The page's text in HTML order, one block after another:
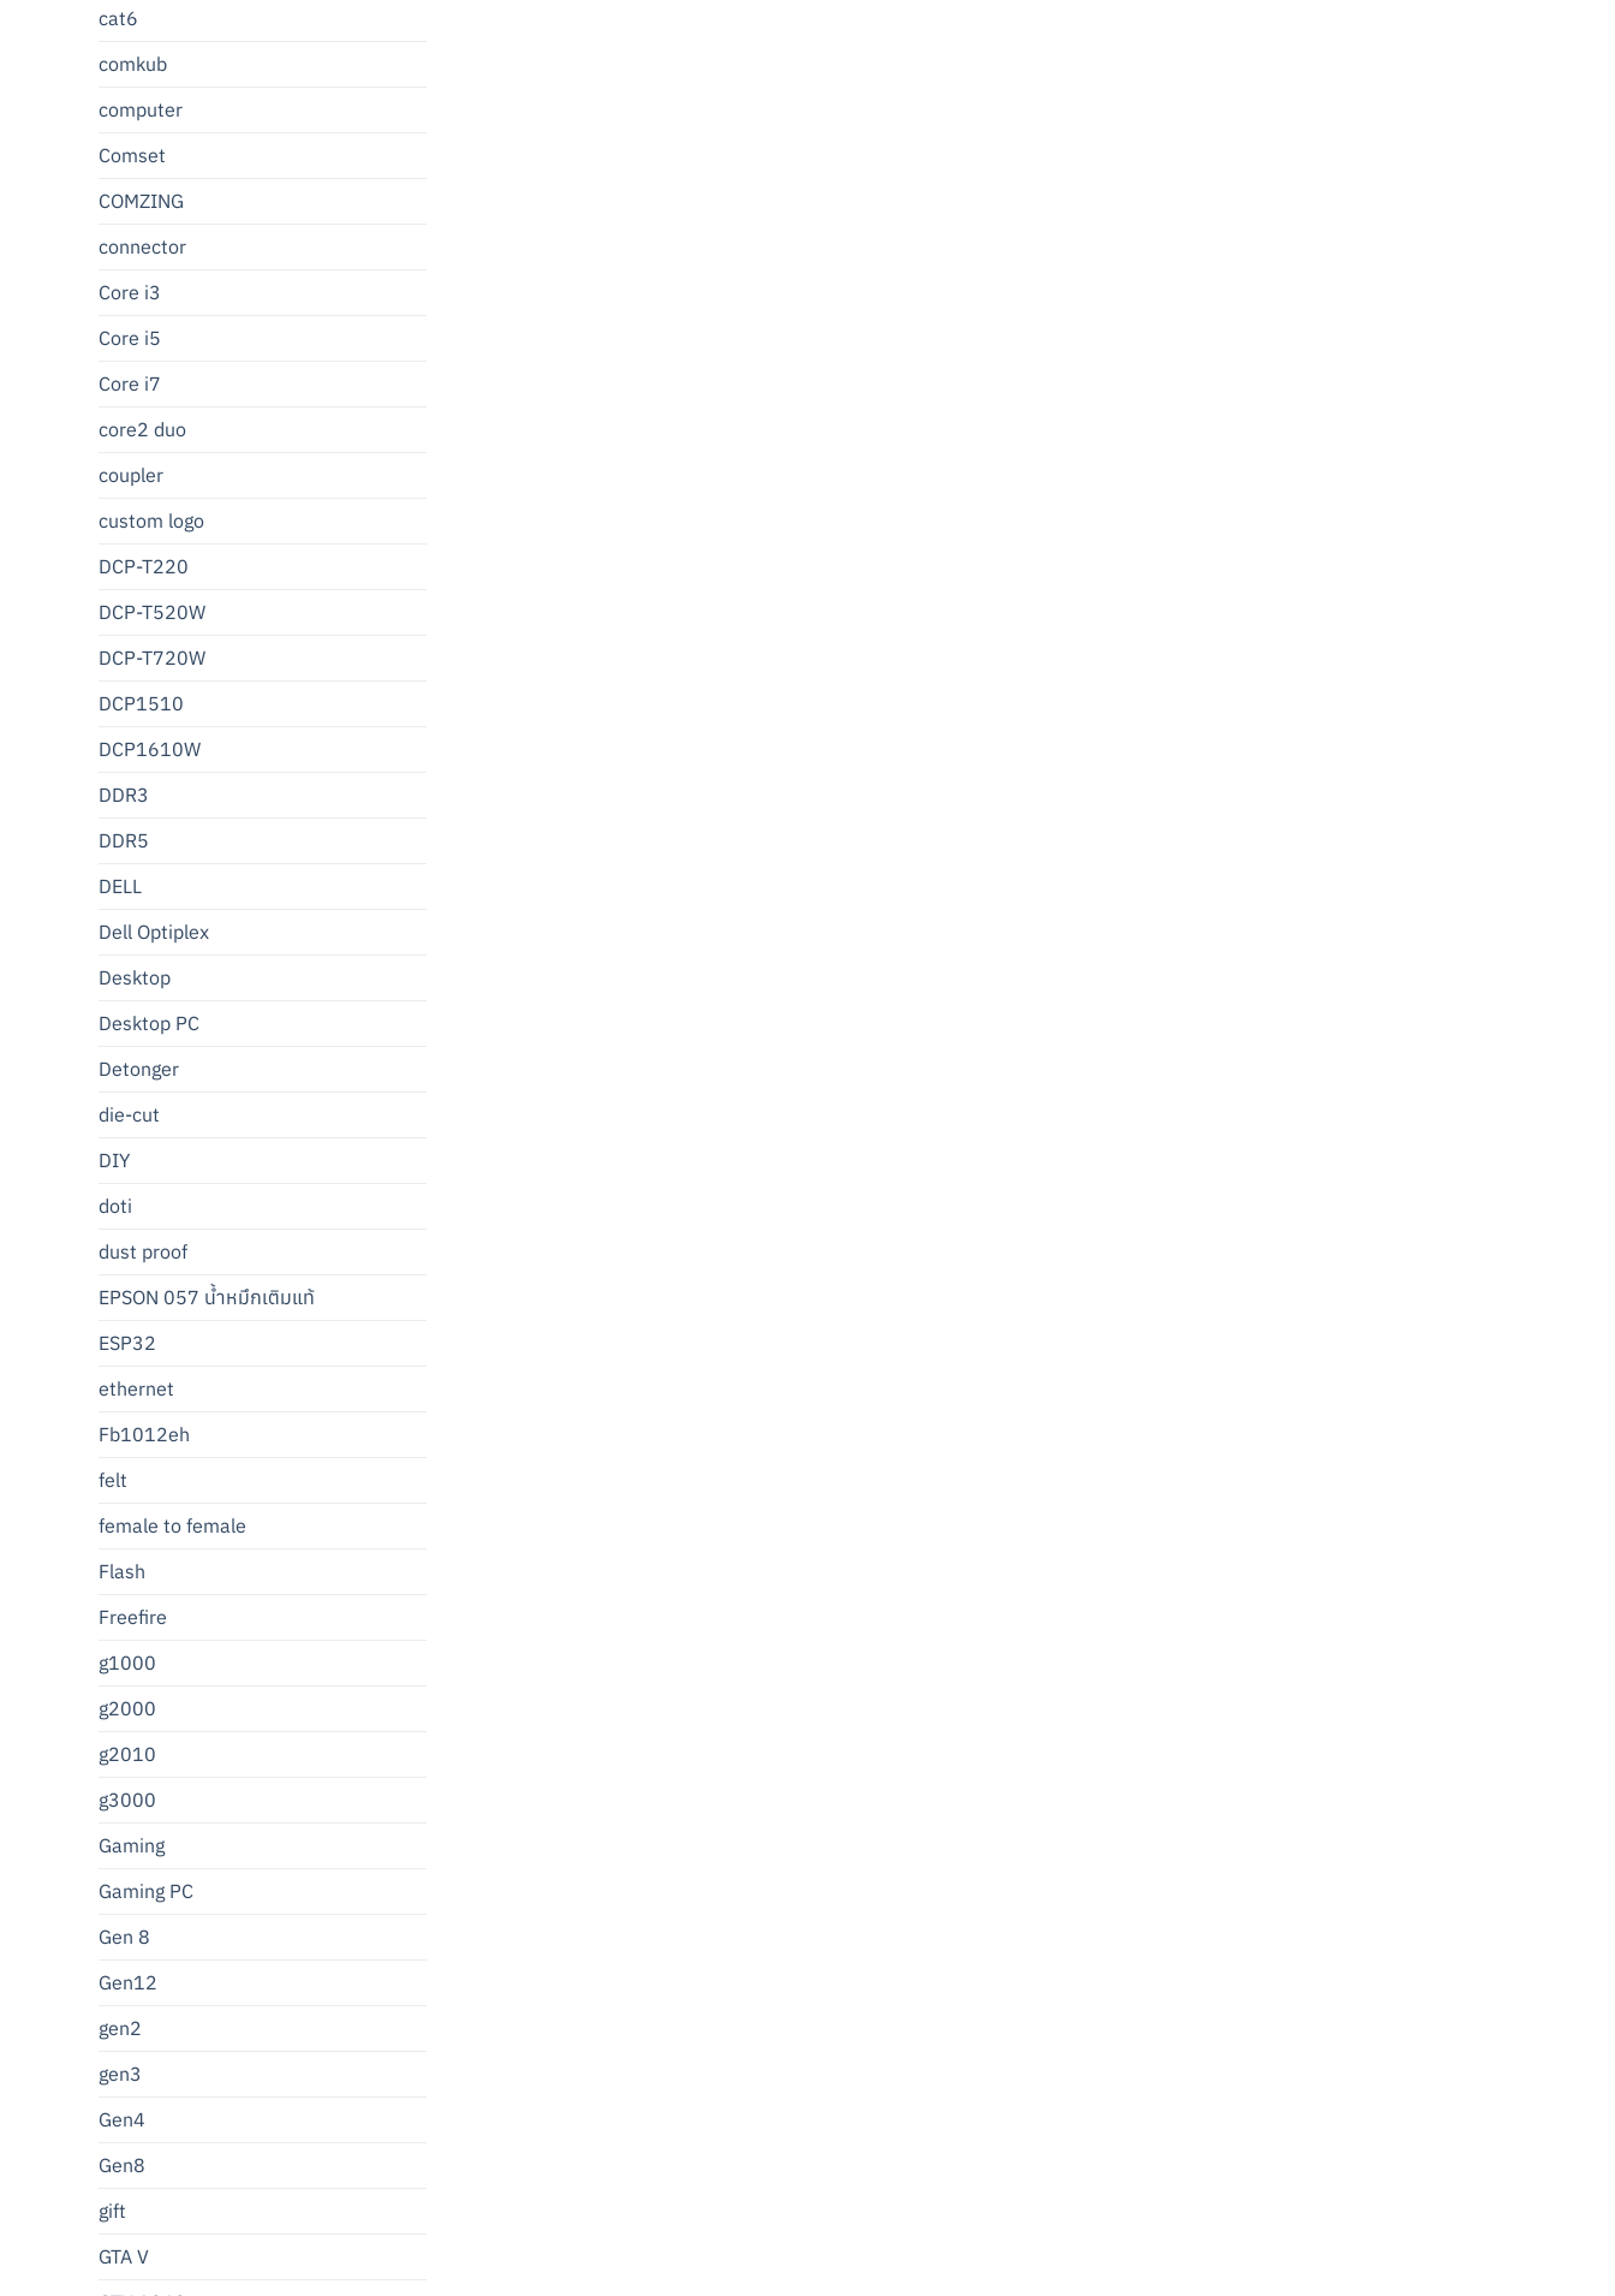
cat6
comkub
computer
Comset
COMZING
connector
Core i3
Core i5
Core i7
core2 duo
coupler
custom logo
DCP-T220
DCP-T520W
DCP-T720W
DCP1510
DCP1610W
DDR3
DDR5
DELL
Dell Optiplex
Desktop
Desktop PC
Detonger
die-cut
DIY
doti
dust proof
EPSON 057 น้ำหมึกเติมแท้
ESP32
ethernet
Fb1012eh
felt
female to female
Flash
Freefire
g1000
g2000
g2010
g3000
Gaming
Gaming PC
Gen 8
Gen12
gen2
gen3
Gen4
Gen8
gift
GTA V